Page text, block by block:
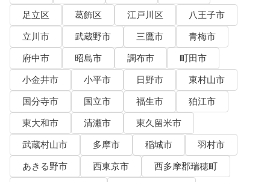
足立区
葛飾区 江戸川区
八王子市
立川市
武蔵野市 三鷹市
青梅市
府中市
昭島市 調布市
町田市
小金井市
小平市 日野市
東村山市
国分寺市
国立市 福生市
狛江市
東大和市
清瀬市
東久留米市
武蔵村山市
多摩市 稲城市
羽村市
あきる野市
西東京市
西多摩郡瑞穂町